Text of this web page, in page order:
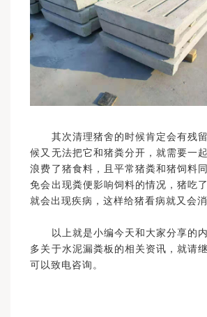
其次清理猪舍的时候肯定会有残
候又无法把它和猪粪分开，就需要一
浪费了猪食料，且平常猪粪和猪饲料
免会出现粪便影响饲料的情况，猪吃
就会出现疾病，这样给猪看病就又会消
以上就是小编今天和大家分享的内
多关于水泥漏粪板的相关资讯，就请
可以致电咨询。